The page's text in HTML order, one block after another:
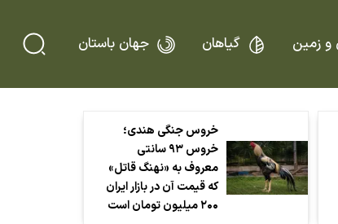
و زمین گیاهان جهان باستان
خروس جنگی هندی؛
خروس ۹۳ سانتی
معروف به «نهنگ قاتل»
که قیمت آن در بازار ایران
۲۰۰ میلیون تومان است